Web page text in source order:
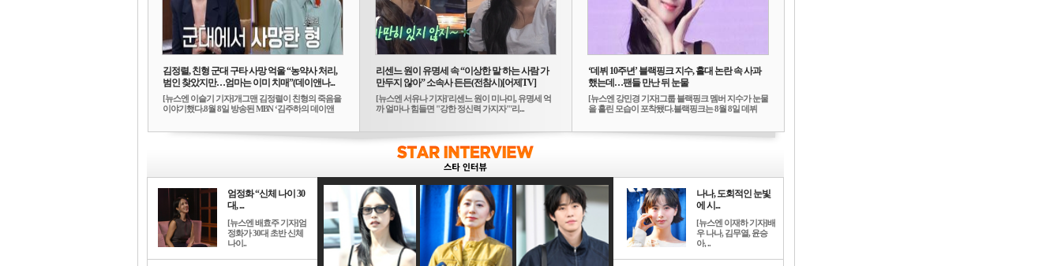
김정렬, 친형 군대 구타 사망 억울 “농약사 처리,
범인 찾았지만…엄마는 이미 치매”(데이앤나...
[뉴스엔 이슬기 기자]개그맨 김정렬이 친형의 죽음을
이야기했다.8월 8일 방송된 MBN ‘김주하의 데이앤
리센느 원이 유명세 속 “이상한 말 하는 사람 가
만두지 않아” 소속사 든든(전참시)[어제TV]
[뉴스엔 서유나 기자]'리센느 원이 미나미, 유명세 억
까 얼마나 힘들면 "강한 정신력 가지자"'리...
‘데뷔 10주년’ 블랙핑크 지수, 홀대 논란 속 사과
했는데…팬들 만난 뒤 눈물
[뉴스엔 강민경 기자]그룹 블랙핑크 멤버 지수가 눈물
을 흘린 모습이 포착됐다.블랙핑크는 8월 8일 데뷔
엄정화 “신체 나이 30
대, ...
[뉴스엔 배효주 기자]엄
정화가 30대 초반 신체
나이..
나나, 도회적인 눈빛
에 시...
[뉴스엔 이재하 기자]배
우 나나, 김무열, 윤승
아, ..